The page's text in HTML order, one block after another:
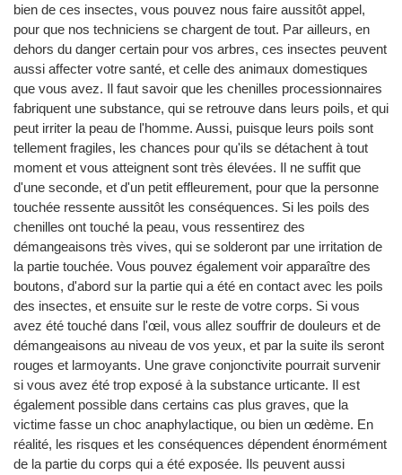
bien de ces insectes, vous pouvez nous faire aussitôt appel,
pour que nos techniciens se chargent de tout. Par ailleurs, en
dehors du danger certain pour vos arbres, ces insectes peuvent
aussi affecter votre santé, et celle des animaux domestiques
que vous avez. Il faut savoir que les chenilles processionnaires
fabriquent une substance, qui se retrouve dans leurs poils, et qui
peut irriter la peau de l'homme. Aussi, puisque leurs poils sont
tellement fragiles, les chances pour qu'ils se détachent à tout
moment et vous atteignent sont très élevées. Il ne suffit que
d'une seconde, et d'un petit effleurement, pour que la personne
touchée ressente aussitôt les conséquences. Si les poils des
chenilles ont touché la peau, vous ressentirez des
démangeaisons très vives, qui se solderont par une irritation de
la partie touchée. Vous pouvez également voir apparaître des
boutons, d'abord sur la partie qui a été en contact avec les poils
des insectes, et ensuite sur le reste de votre corps. Si vous
avez été touché dans l'œil, vous allez souffrir de douleurs et de
démangeaisons au niveau de vos yeux, et par la suite ils seront
rouges et larmoyants. Une grave conjonctivite pourrait survenir
si vous avez été trop exposé à la substance urticante. Il est
également possible dans certains cas plus graves, que la
victime fasse un choc anaphylactique, ou bien un œdème. En
réalité, les risques et les conséquences dépendent énormément
de la partie du corps qui a été exposée. Ils peuvent aussi